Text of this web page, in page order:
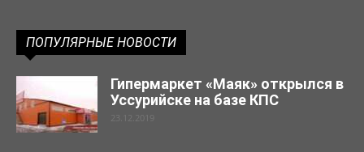
ПОПУЛЯРНЫЕ НОВОСТИ
Гипермаркет «Маяк» открылся в
Уссурийске на базе КПС
23.12.2019